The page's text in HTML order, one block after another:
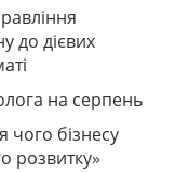
до дієвих
на серпень
чого бізнесу
розвитку»